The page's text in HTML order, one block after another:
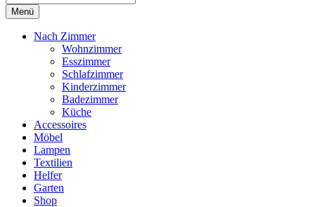
Menü
Nach Zimmer
Wohnzimmer
Esszimmer
Schlafzimmer
Kinderzimmer
Badezimmer
Küche
Accessoires
Möbel
Lampen
Textilien
Helfer
Garten
Shop